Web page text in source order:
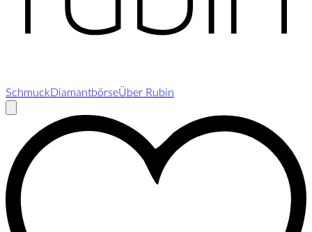
SchmuckDiamantbörseÜber Rubin